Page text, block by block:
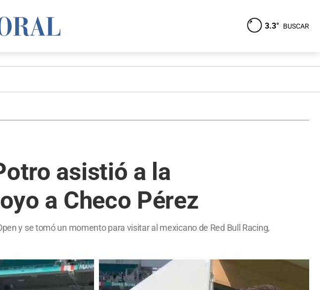
3.3° BUSCAR
asistió a la
a Checo Pérez
y se tomó un momento para visitar al mexicano de Red Bull Racing,